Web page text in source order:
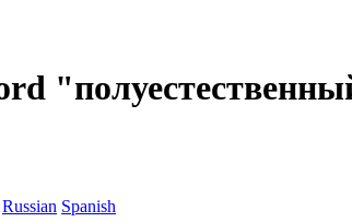
Russian Spanish